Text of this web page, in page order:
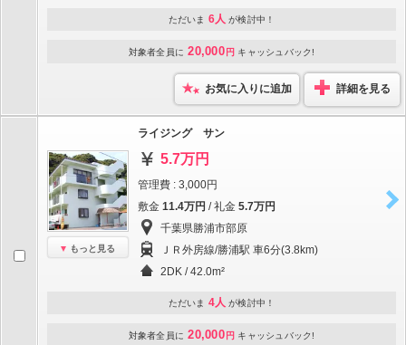
ただいま 6人 が検討中！
対象者全員に 20,000 円 キャッシュバック!
お気に入りに追加 詳細を見る
もっと見る
ライジング サン
5.7万円
管理費 : 3,000円
敷金 11.4万円 / 礼金 5.7万円
千葉県勝浦市部原
ＪＲ外房線/勝浦駅 車6分(3.8km)
2DK / 42.0m²
ただいま 4人 が検討中！
対象者全員に 20,000 円 キャッシュバック!